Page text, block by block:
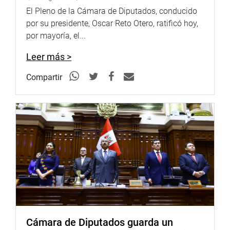
confundir a la opinión pública diciendo que no tuvo
responsabilidad alguna, cuando en realidad la habría
tenido. Habría archivado el caso aduciendo que tenía
nunca quiso investigar”, afirmó el parlamentario.
Refirió que el fiscal no habría tenido el comportamiento
expresiones soterradas, por lo que consideró la necesidad
de que estas reuniones sean de carácter público para que
la opinión de la ciudadanía, para este caso, sea más clara
y transparente.
“Se ha escudado mucho y con pocos argumentos,
aduciendo el respeto y la independencia de poderes.
Hubo algunos improperios que no fueron respondidos,
vamos a seguir trabajando con el respeto que todos los
invitados se merecen”, expresó.
El Pleno de la Cámara de Diputados, conducido
por su presidente, Oscar Reto Otero, ratificó hoy,
por mayoría, el...
Leer más >
Compartir
Cámara de Diputados guarda un